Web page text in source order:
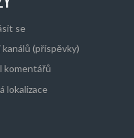
se
kanálů (příspěvky)
komentářů
lokalizace